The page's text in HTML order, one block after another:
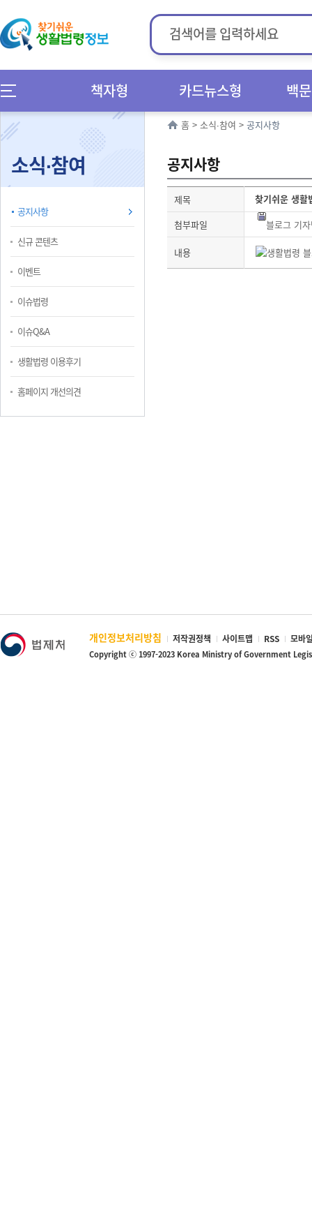
책자형 카드뉴스형 백
소식∙참여
공지사항
신규 콘텐츠
이벤트
이슈법령
이슈Q&A
생활법령 이용후기
홈페이지 개선의견
홈 > 소식∙참여 > 공지사항
공지사항
제목
찾기쉬운 생활
첨부파일
블로그 기
내용
개인정보처리방침 저작권정책 사이트맵 RSS 모바
Copyright ⓒ 1997-2023 Korea Ministry of Government